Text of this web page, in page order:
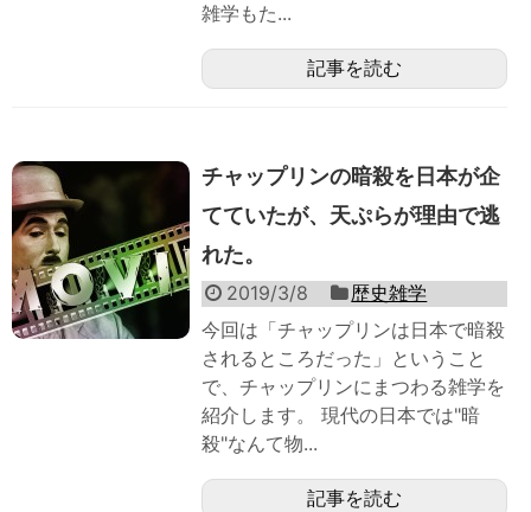
雑学もた...
記事を読む
チャップリンの暗殺を日本が企
てていたが、天ぷらが理由で逃
れた。
2019/3/8
歴史雑学
今回は「チャップリンは日本で暗殺
されるところだった」ということ
で、チャップリンにまつわる雑学を
紹介します。 現代の日本では"暗
殺"なんて物...
記事を読む